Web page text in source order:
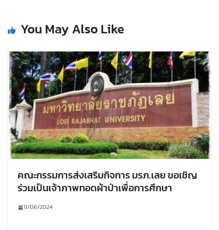
You May Also Like
คณะกรรมการส่งเสริมกิจการ มรภ.เลย ขอเชิญ
ร่วมเป็นเจ้าภาพทอดผ้าป่าเพื่อการศึกษา
11/06/2024